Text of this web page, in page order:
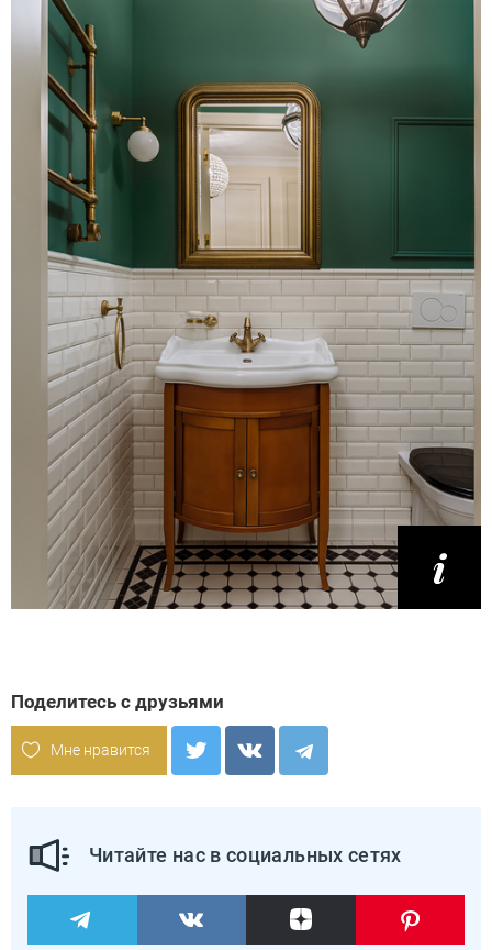
Поделитесь с друзьями
Мне нравится
Читайте нас в социальных сетях